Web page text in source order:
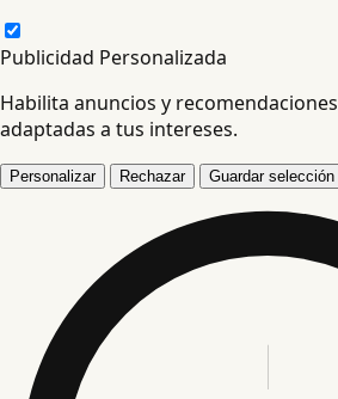
Publicidad Personalizada
Habilita anuncios y
adaptadas a tus intereses.
Personalizar Rechazar Guardar selección